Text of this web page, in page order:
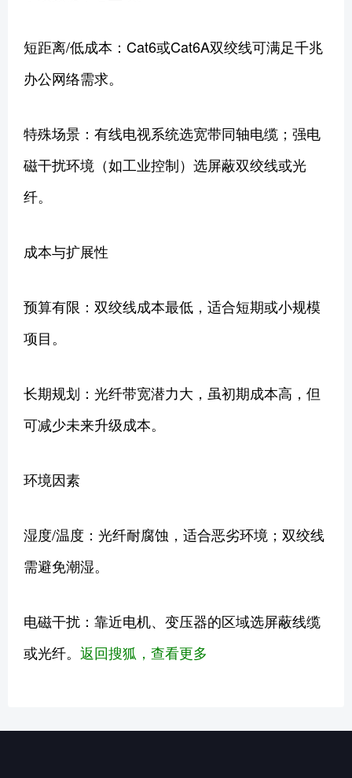
短距离/低成本：Cat6或Cat6A双绞线可满足千兆
办公网络需求。
特殊场景：有线电视系统选宽带同轴电缆；强电
磁干扰环境（如工业控制）选屏蔽双绞线或光
纤。
成本与扩展性
预算有限：双绞线成本最低，适合短期或小规模
项目。
长期规划：光纤带宽潜力大，虽初期成本高，但
可减少未来升级成本。
环境因素
湿度/温度：光纤耐腐蚀，适合恶劣环境；双绞线
需避免潮湿。
电磁干扰：靠近电机、变压器的区域选屏蔽线缆
或光纤。 返回搜狐，查看更多